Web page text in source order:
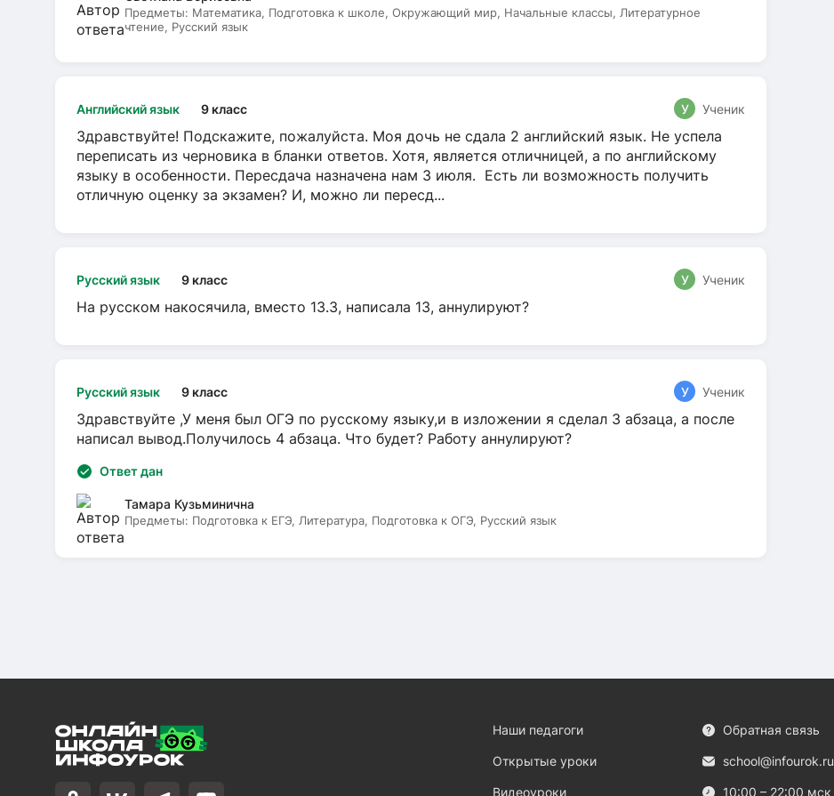
Предметы: Математика, Подготовка к школе, Окружающий мир, Начальные классы, Литературное
чтение, Русский язык
Английский язык 9 класс У Ученик
Здравствуйте! Подскажите, пожалуйста. Моя дочь не сдала 2 английский язык. Не успела
переписать из черновика в бланки ответов. Хотя, является отличницей, а по английскому
языку в особенности. Пересдача назначена нам 3 июля. Есть ли возможность получить
отличную оценку за экзамен? И, можно ли пересд...
Русский язык 9 класс У Ученик
На русском накосячила, вместо 13.3, написала 13, аннулируют?
Русский язык 9 класс У Ученик
Здравствуйте ,У меня был ОГЭ по русскому языку,и в изложении я сделал 3 абзаца, а после
написал вывод.Получилось 4 абзаца. Что будет? Работу аннулируют?
Ответ дан
Тамара Кузьминична
Предметы: Подготовка к ЕГЭ, Литература, Подготовка к ОГЭ, Русский язык
Наши педагоги
Открытые уроки
Видеоуроки
Обратная связь
school@infourok.ru
10:00 – 22:00 мск